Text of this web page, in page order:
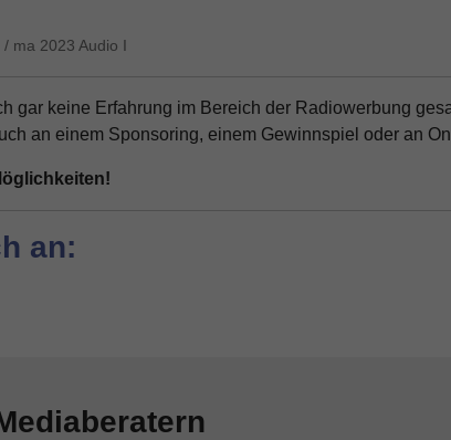
ma 2023 Audio I
gar keine Erfahrung im Bereich der Radiowerbung
an einem Sponsoring, einem Gewinnspiel oder an
an:
Anbieter
Dieses Cookie wird verwendet, um Ihre
Zweck
generierte ID, für die historische Speicherung
Externe Inhalte
zusätzliche Informationen anzubieten.